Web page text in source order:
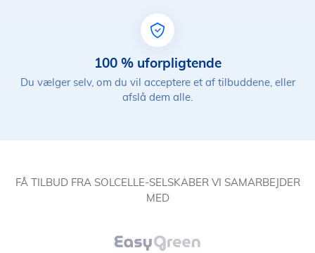
100 % uforpligtende
Du vælger selv, om du vil acceptere et af tilbuddene, eller
afslå dem alle.
FÅ TILBUD FRA SOLCELLE-SELSKABER VI SAMARBEJDER
MED